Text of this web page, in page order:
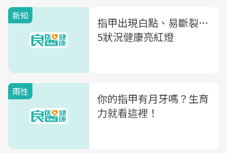
新知
指甲出現白點、易斷裂…
5狀況健康亮紅燈
兩性
你的指甲有月牙嗎？生育
力就看這裡！